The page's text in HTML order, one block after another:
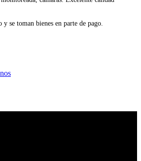
y se toman bienes en parte de pago.